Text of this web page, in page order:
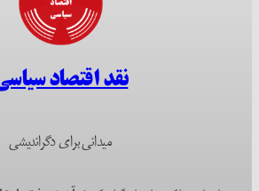
نقد اقتصاد
میدانی برای دگراندیشی